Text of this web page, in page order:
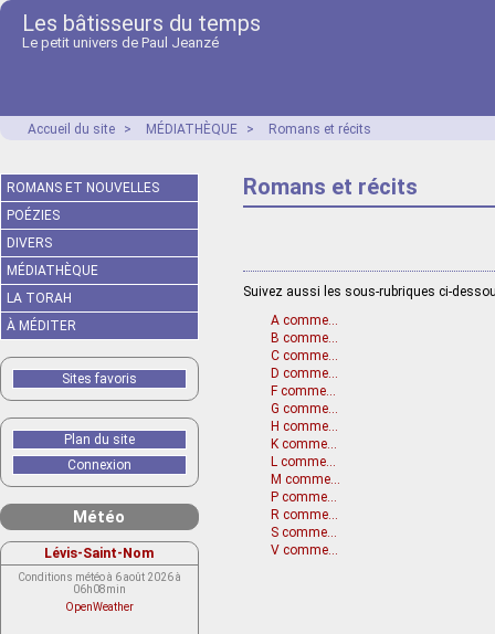
Les bâtisseurs du temps
Le petit univers de Paul Jeanzé
Accueil du site > MÉDIATHÈQUE > Romans et récits
Romans et récits
Suivez aussi les sous-rubriques ci-
A comme...
B comme...
C comme...
D comme...
F comme...
G comme...
H comme...
K comme...
L comme...
M comme...
P comme...
R comme...
S comme...
V comme...
ROMANS ET NOUVELLES
POÉZIES
DIVERS
MÉDIATHÈQUE
LA TORAH
À MÉDITER
Sites favoris
Plan du site
Connexion
Météo
Lévis-Saint-Nom
Conditions météo à 6 août 2026 à
06h08min
OpenWeather